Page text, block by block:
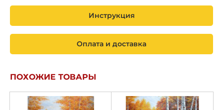
Инструкция
Оплата и доставка
ПОХОЖИЕ ТОВАРЫ